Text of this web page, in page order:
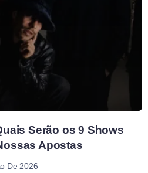
Serão os 9 Shows
Apostas
De 2026